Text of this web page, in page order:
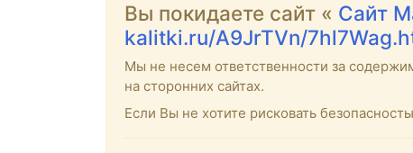
Вы покидаете сайт « Сайт
kalitki.ru/A9JrTVn/
Мы не несем ответственности за
на сторонних сайтах.
Если Вы не хотите рисковать